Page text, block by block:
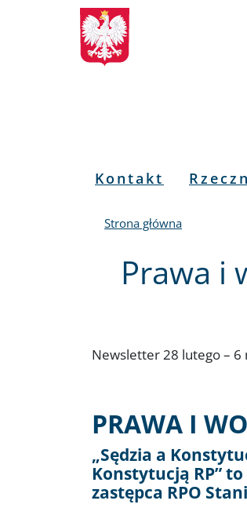
Biuletyn
Informacji
Menu
Kontakt
Strona główna
Prawa i
Newsletter 28 lutego – 6
PRAWA I
„Sędzia a
Konstytucją RP”
zastępca RPO